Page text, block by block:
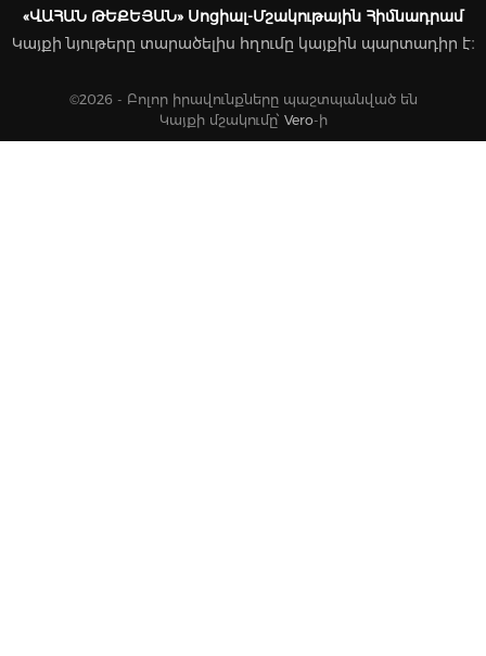
«ՎԱՀԱՆ ԹԵՔԵՅԱՆ» Սոցիալ-Մշակութային Հիմնադրամ
Կայքի նյութերը տարածելիս հղումը կայքին պարտադիր է։
©2026 - Բոլոր իրավունքները պաշտպանված են
Կայքի մշակումը՝ Vero-ի